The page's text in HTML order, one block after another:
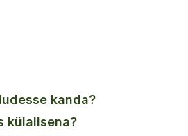
kanda?
külalisena?